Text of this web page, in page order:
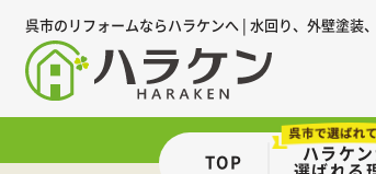
呉市のリフォームならハラケンへ | 水回り、外壁塗装
TOP ハラケ